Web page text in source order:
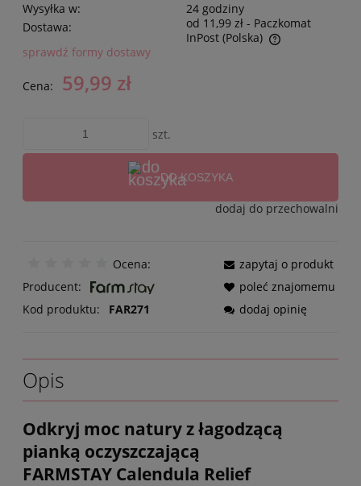
Wysyłka w:
24 godziny
Dostawa:
od 11,99 zł - Paczkomat
InPost (Polska)
sprawdź formy dostawy
Cena: 59,99 zł
szt.
DO KOSZYKA
dodaj do przechowalni
Ocena:
Producent:
Kod produktu:
FAR271
zapytaj o produkt
poleć znajomemu
dodaj opinię
Opis
Odkryj moc natury z łagodzącą
pianką oczyszczającą
FARMSTAY Calendula Relief